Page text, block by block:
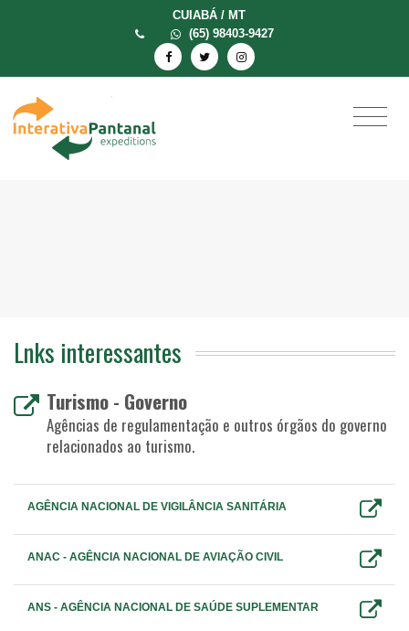
CUIABÁ / MT
(65) 98403-9427
Lnks interessantes
Turismo - Governo
Agências de regulamentação e outros órgãos do governo
relacionados ao turismo.
AGÊNCIA NACIONAL DE VIGILÂNCIA SANITÁRIA
ANAC - AGÊNCIA NACIONAL DE AVIAÇÃO CIVIL
ANS - AGÊNCIA NACIONAL DE SAÚDE SUPLEMENTAR